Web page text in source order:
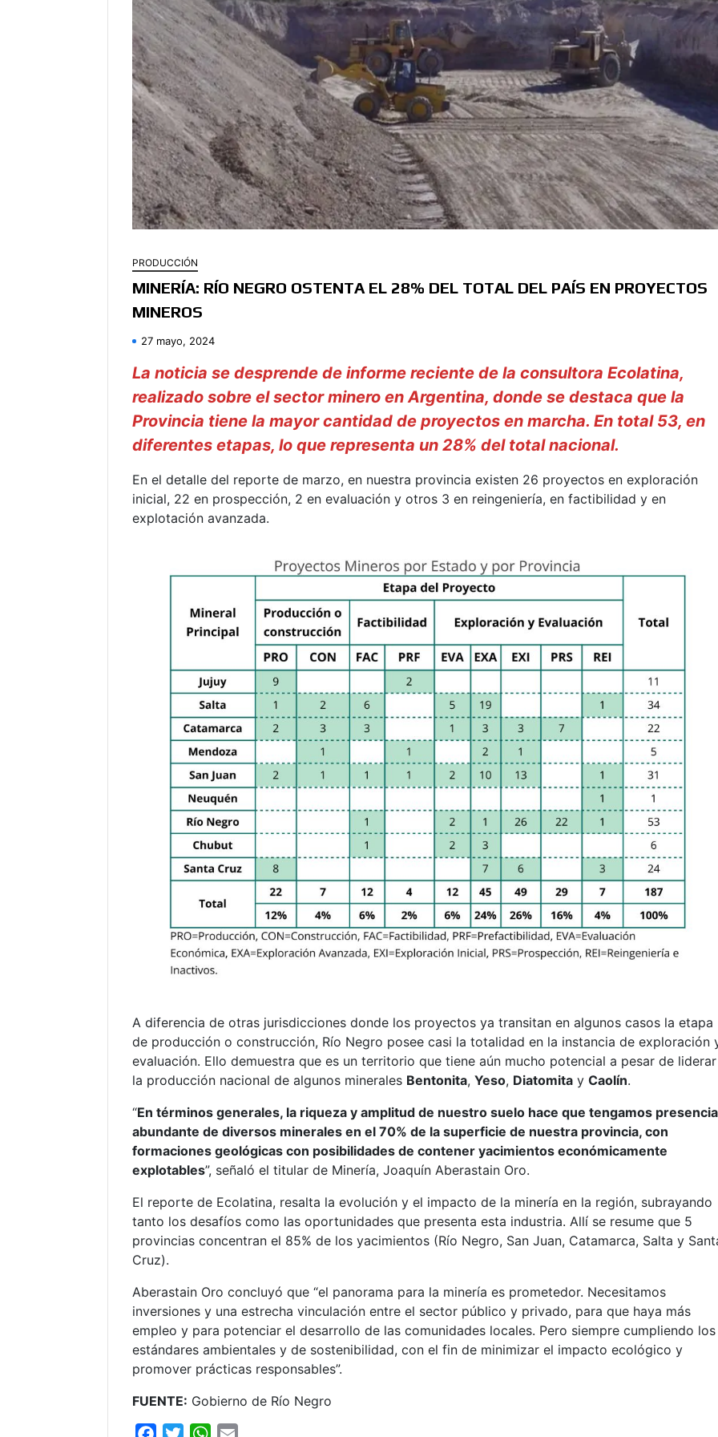
PRODUCCIÓN
MINERÍA: RÍO NEGRO OSTENTA EL 28% DEL TOTAL DEL PAÍS EN PROYECTOS
MINEROS
27 mayo, 2024
La noticia se desprende de informe reciente de la consultora Ecolatina,
realizado sobre el sector minero en Argentina, donde se destaca que la
Provincia tiene la mayor cantidad de proyectos en marcha. En total 53, en
diferentes etapas, lo que representa un 28% del total nacional.
En el detalle del reporte de marzo, en nuestra provincia existen 26 proyectos en exploración
inicial, 22 en prospección, 2 en evaluación y otros 3 en reingeniería, en factibilidad y en
explotación avanzada.
A diferencia de otras jurisdicciones donde los proyectos ya transitan en algunos casos la etapa
de producción o construcción, Río Negro posee casi la totalidad en la instancia de exploración
evaluación. Ello demuestra que es un territorio que tiene aún mucho potencial a pesar de liderar
la producción nacional de algunos minerales Bentonita,Yeso, Diatomita yCaolín.
“En términos generales, la riqueza y amplitud de nuestro suelo hace que tengamos presencia
abundante de diversos minerales en el 70% de la superficie de nuestra provincia, con
formaciones geológicas con posibilidades de contener yacimientos económicamente
explotables”, señaló el titular de Minería, Joaquín Aberastain Oro.
El reporte de Ecolatina, resalta la evolución y el impacto de la minería en la región, subrayando
tanto los desafíos como las oportunidades que presenta esta industria. Allí se resume que 5
provincias concentran el 85% de los yacimientos (Río Negro, San Juan, Catamarca, Salta y
Cruz).
Aberastain Oro concluyó que “el panorama para la minería es prometedor. Necesitamos
inversiones y una estrecha vinculación entre el sector público y privado, para que haya más
empleo y para potenciar el desarrollo de las comunidades locales. Pero siempre cumpliendo los
estándares ambientales y de sostenibilidad, con el fin de minimizar el impacto ecológico y
promover prácticas responsables”.
FUENTE: Gobierno de Río Negro